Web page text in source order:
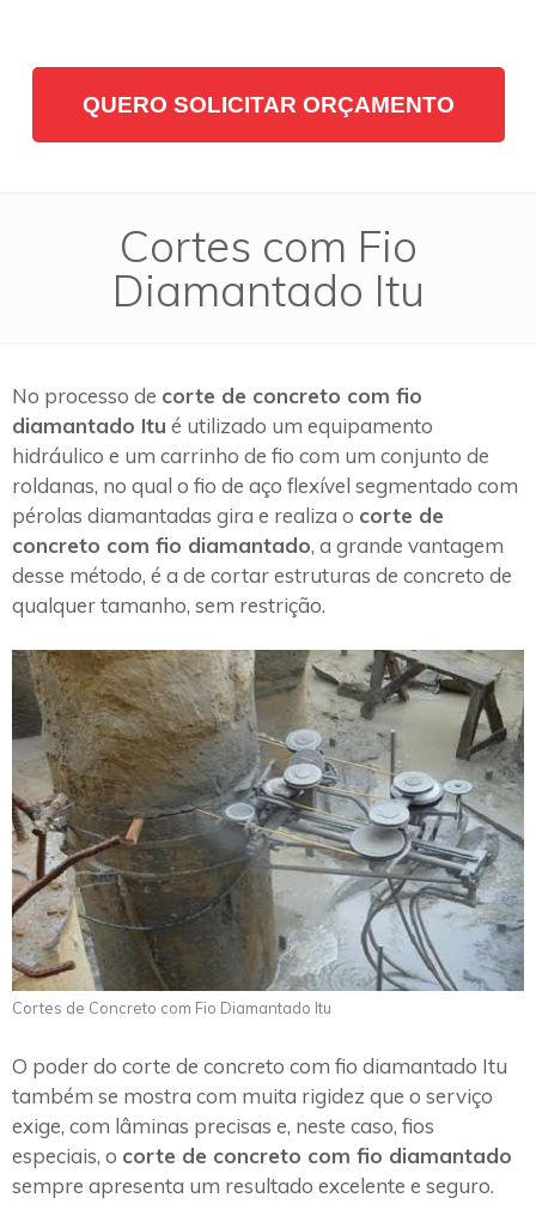
QUERO SOLICITAR ORÇAMENTO
Cortes com Fio
Diamantado Itu
No processo de corte de concreto com fio
diamantado Itu é utilizado um equipamento
hidráulico e um carrinho de fio com um conjunto de
roldanas, no qual o fio de aço flexível segmentado com
pérolas diamantadas gira e realiza o corte de
concreto com fio diamantado, a grande vantagem
desse método, é a de cortar estruturas de concreto de
qualquer tamanho, sem restrição.
Cortes de Concreto com Fio Diamantado Itu
O poder do corte de concreto com fio diamantado Itu
também se mostra com muita rigidez que o serviço
exige, com lâminas precisas e, neste caso, fios
especiais, o corte de concreto com fio diamantado
sempre apresenta um resultado excelente e seguro.